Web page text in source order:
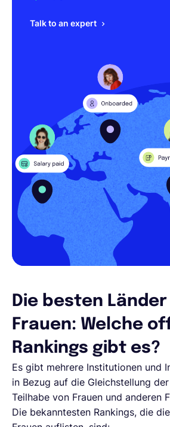
Talk to an expert
Die besten
Frauen: Welche
Rankings gibt es?
Es gibt mehrere Institutionen und
in Bezug auf die Gleichstellung
Teilhabe von Frauen und anderen
Die bekanntesten Rankings, die